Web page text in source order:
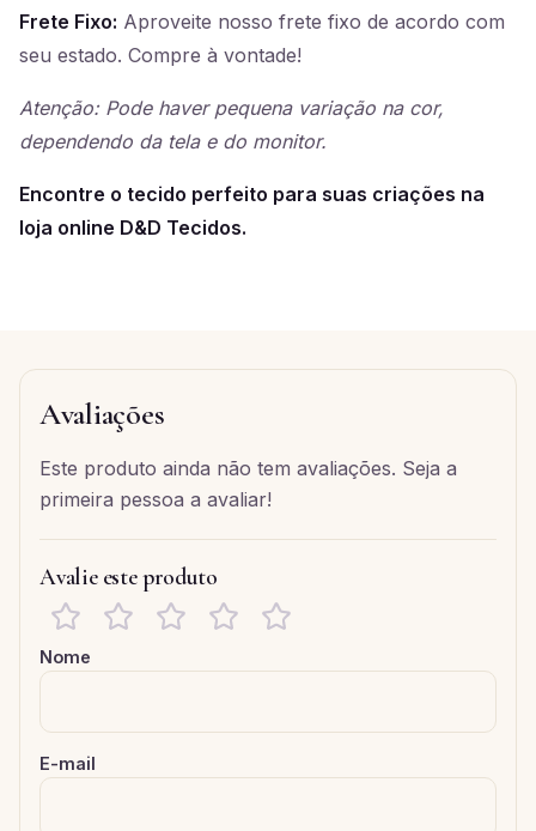
Frete Fixo: Aproveite nosso frete fixo de acordo com
seu estado. Compre à vontade!
Atenção: Pode haver pequena variação na cor,
dependendo da tela e do monitor.
Encontre o tecido perfeito para suas criações na
loja online D&D Tecidos.
Avaliações
Este produto ainda não tem avaliações. Seja a
primeira pessoa a avaliar!
Avalie este produto
Nome
E-mail